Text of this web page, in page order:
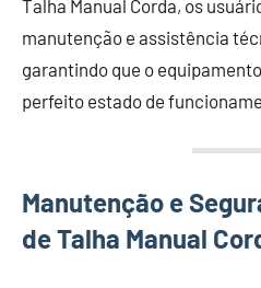
Talha Manual Corda, os
manutenção e assistência
garantindo que o
perfeito estado de
Manutenção e
de Talha Manual